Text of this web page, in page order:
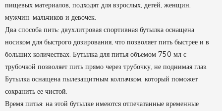
пищевых материалов, подходят для взрослых, детей, женщин,
мужчин, мальчиков и девочек.
Два способа пить: двухлитровая спортивная бутылка оснащена
носиком для быстрого дозирования, что позволяет пить быстрее и в
больших количествах. Бутылка для питья объемом 750 мл с
трубочкой позволяет пить прямо через трубочку, не поднимая глаз.
Бутылка оснащена пылезащитным колпачком, который поможет
сохранить ее чистой.
Время питья: на этой бутылке имеются отпечатанные временные